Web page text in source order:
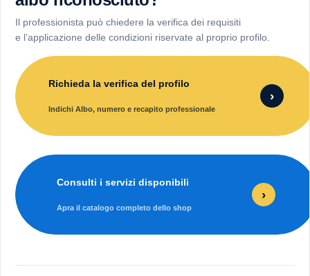
Il professionista può chiedere la verifica dei requisiti
e l’applicazione delle condizioni riservate al proprio profilo.
Richieda la verifica del profilo
Indichi Albo, numero e recapito professionale
›
Consulti i servizi disponibili
Apra il catalogo completo dello shop
›